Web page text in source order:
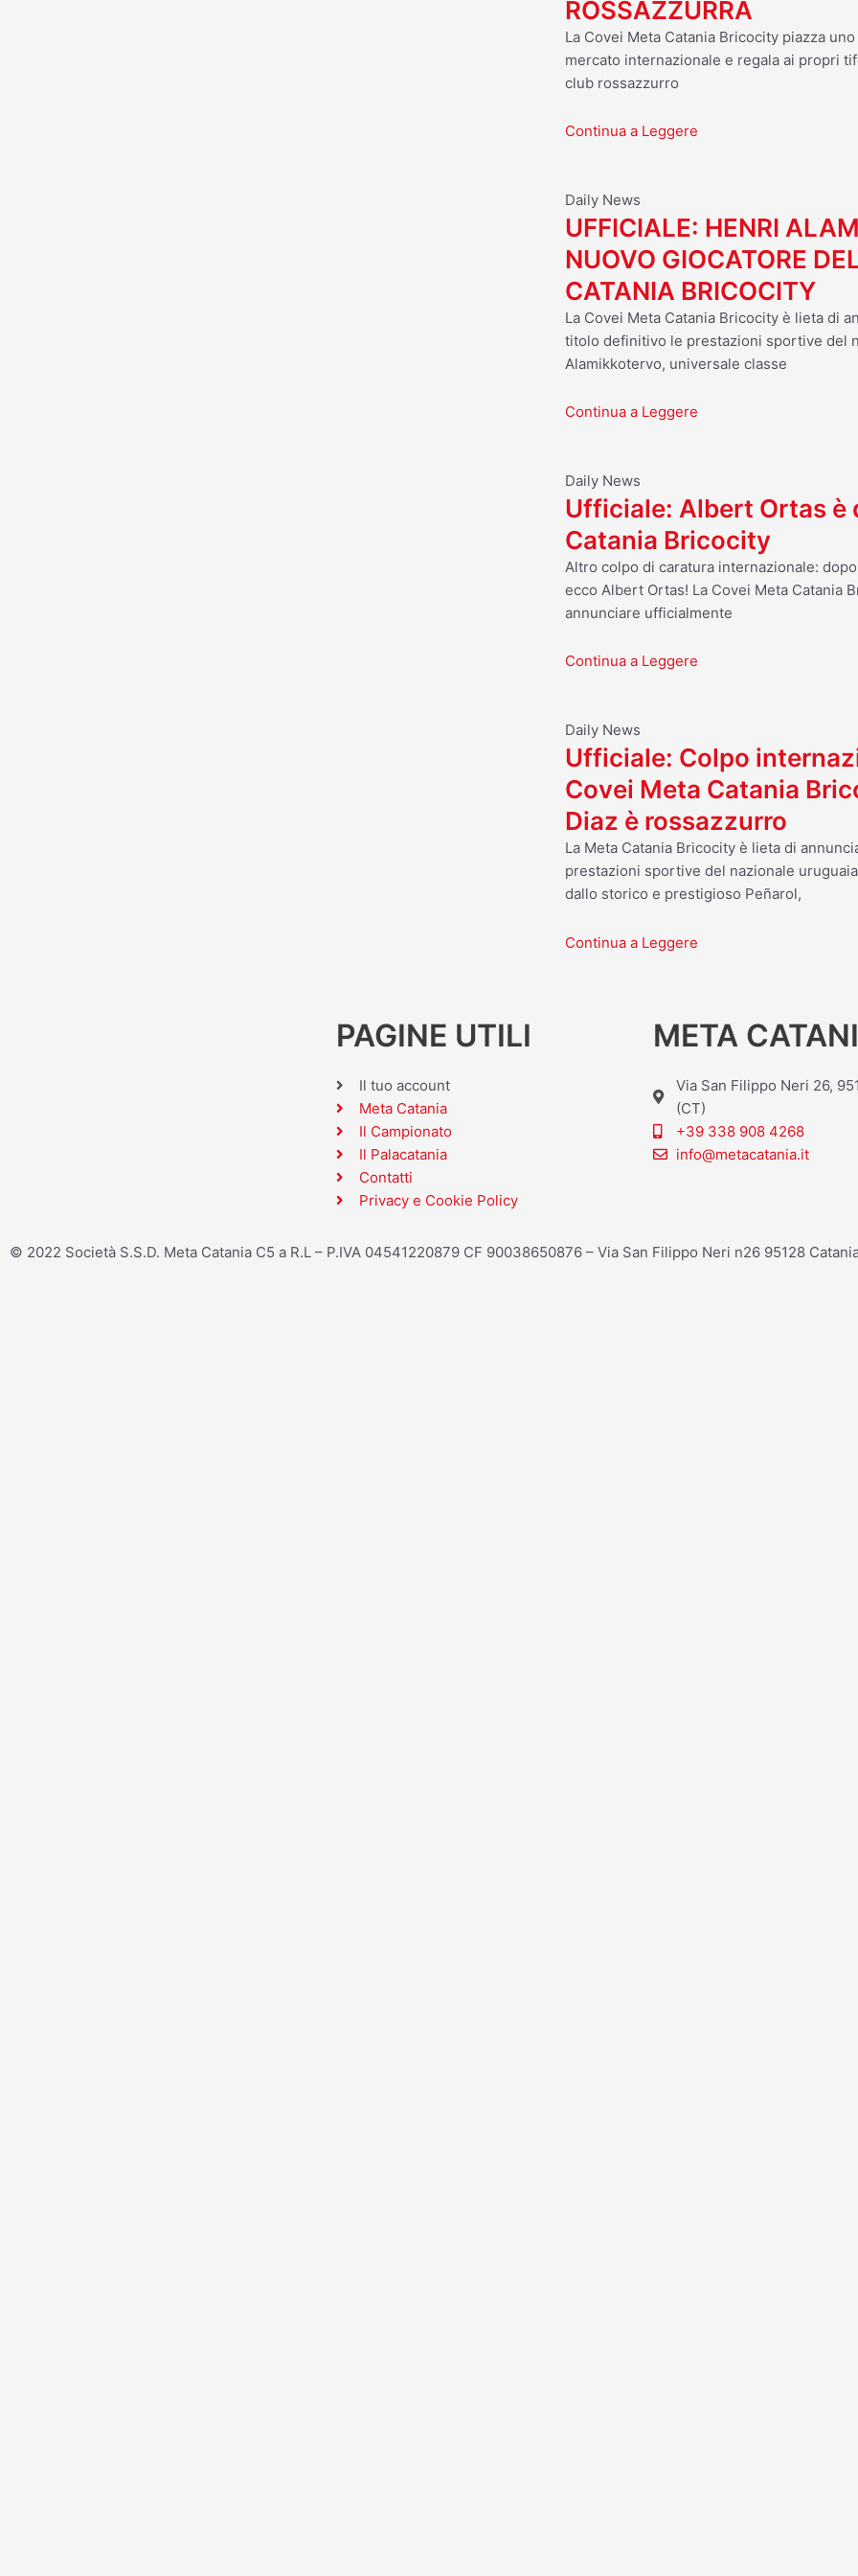
ROSSAZZURRA
La Covei Meta Catania Bricocity piazza
mercato internazionale e regala ai propri
club rossazzurro
Continua a Leggere
Daily News
UFFICIALE: HENRI
NUOVO GIOCATORE
CATANIA BRICOCITY
La Covei Meta Catania Bricocity è lieta di
titolo definitivo le prestazioni sportive del
Alamikkotervo, universale classe
Continua a Leggere
Daily News
Ufficiale: Albert Ortas è
Catania Bricocity
Altro colpo di caratura internazionale:
ecco Albert Ortas! La Covei Meta Catania
annunciare ufficialmente
Continua a Leggere
Daily News
Ufficiale: Colpo
Covei Meta Catania
Diaz è rossazzurro
La Meta Catania Bricocity è lieta di
prestazioni sportive del nazionale
dallo storico e prestigioso Peñarol,
Continua a Leggere
PAGINE UTILI
Il tuo account
Meta Catania
Il Campionato
Il Palacatania
Contatti
Privacy e Cookie Policy
META
Via San Filippo Neri 26,
(CT)
+39 338 908 4268
info@metacatania.it
© 2022 Società S.S.D. Meta Catania C5 a R.L – P.IVA 04541220879 CF 90038650876 – Via San Filippo Neri n26 95128